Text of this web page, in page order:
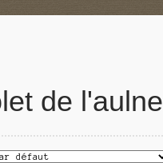
de l'aulne